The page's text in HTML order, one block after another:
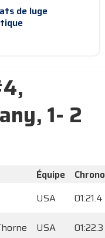
de luge
1- 2
Équipe
Chrono
USA
01:21.4
USA
01:22.3